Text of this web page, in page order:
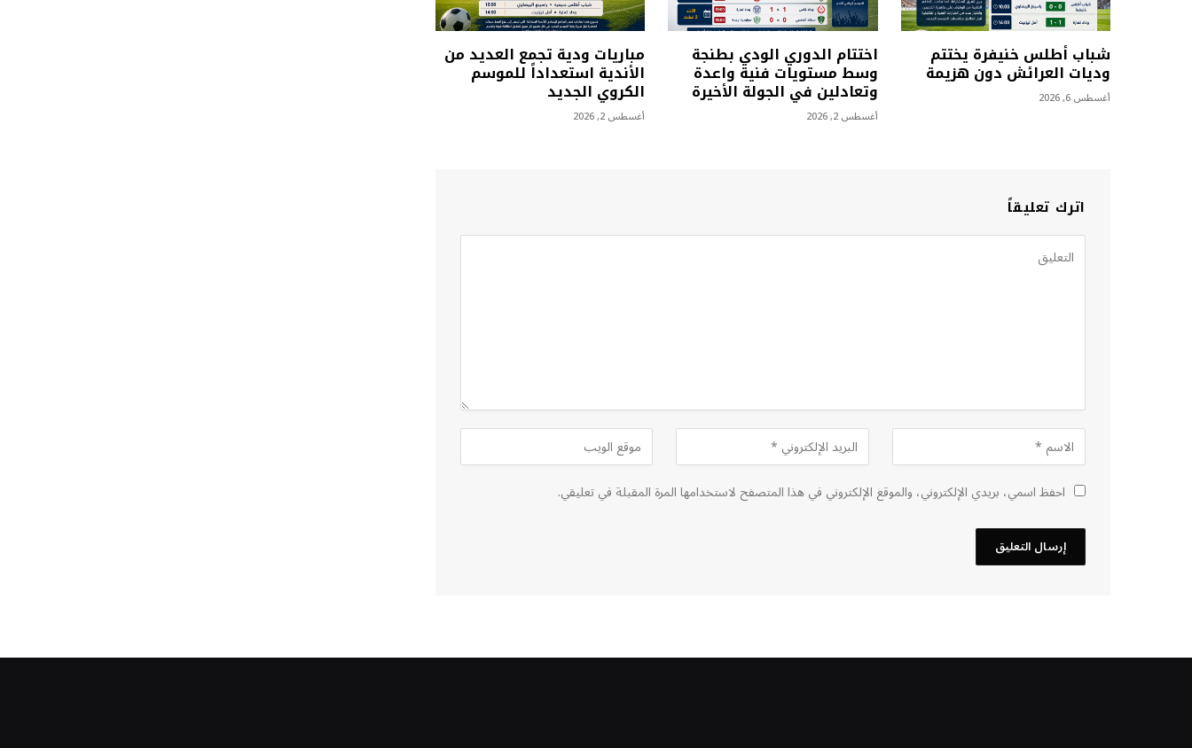
شباب أطلس خنيفرة يختتم
وديات العرائش دون هزيمة
أغسطس 6, 2026
اختتام الدوري الودي بطنجة
وسط مستويات فنية واعدة
وتعادلين في الجولة الأخيرة
أغسطس 2, 2026
مباريات ودية تجمع العديد من
الأندية استعداداً للموسم
الكروي الجديد
أغسطس 2, 2026
اترك تعليقاً
احفظ اسمي، بريدي الإلكتروني، والموقع الإلكتروني في هذا المتصفح لاستخدامها المرة المقبلة في تعليقي.